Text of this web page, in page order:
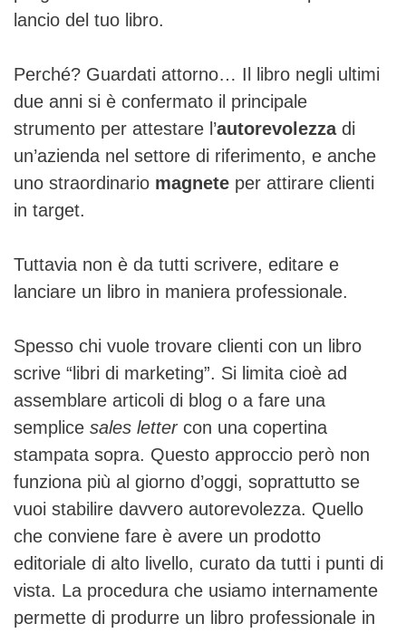
lancio del tuo libro.
Perché? Guardati attorno… Il libro negli ultimi
due anni si è confermato il principale
strumento per attestare l’autorevolezzadi
un’azienda nel settore di riferimento, e anche
uno straordinario magnete per attirare clienti
in target.
Tuttavia non è da tutti scrivere, editare e
lanciare un libro in maniera professionale.
Spesso chi vuole trovare clienti con un libro
scrive “libri di marketing”. Si limita cioè ad
assemblare articoli di blog o a fare una
semplice sales lettercon una copertina
stampata sopra. Questo approccio però non
funziona più al giorno d’oggi, soprattutto se
vuoi stabilire davvero autorevolezza. Quello
che conviene fare è avere un prodotto
editoriale di alto livello, curato da tutti i punti di
vista. La procedura che usiamo internamente
permette di produrre un libro professionale in